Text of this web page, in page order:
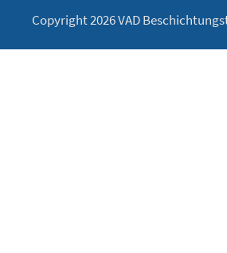
Copyright 2026 VAD